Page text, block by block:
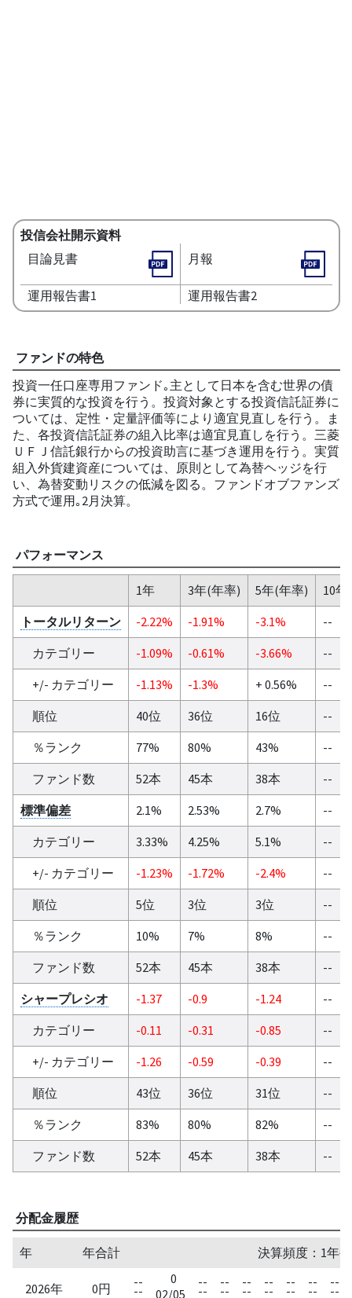
投信会社開示資料
目論見書
月報
運用報告書1 運用報告書2
ファンドの特色
投資一任口座専用ファンド｡主として日本を含む世界の債
券に実質的な投資を行う。投資対象とする投資信託証券に
ついては、定性・定量評価等により適宜見直しを行う。ま
た、各投資信託証券の組入比率は適宜見直しを行う。三菱
ＵＦＪ信託銀行からの投資助言に基づき運用を行う。実質
組入外貨建資産については、原則として為替ヘッジを行
い、為替変動リスクの低減を図る。ファンドオブファンズ
方式で運用｡2月決算。
パフォーマンス
1年 3年(年率) 5年(年率)
10
トータルリターン
-2.22% -1.91% -3.1%
--
カテゴリー
-1.09% -0.61% -3.66%
--
+/- カテゴリー
-1.13% -1.3% + 0.56%
--
順位
40位 36位 16位
--
％ランク
77% 80% 43%
--
ファンド数
52本 45本 38本
--
標準偏差
2.1% 2.53% 2.7%
--
カテゴリー
3.33% 4.25% 5.1%
--
+/- カテゴリー
-1.23% -1.72% -2.4%
--
順位
5位 3位 3位
--
％ランク
10% 7% 8%
--
ファンド数
52本 45本 38本
--
シャープレシオ
-1.37 -0.9 -1.24
--
カテゴリー
-0.11 -0.31 -0.85
--
+/- カテゴリー
-1.26 -0.59 -0.39
--
順位
43位 36位 31位
--
％ランク
83% 80% 82%
--
ファンド数
52本 45本 38本 --
分配金履歴
年 年合計 決算頻度：1年
2026年 0円 --
--
0
02/05
--
--
--
--
--
--
--
--
--
--
--
--
--
--